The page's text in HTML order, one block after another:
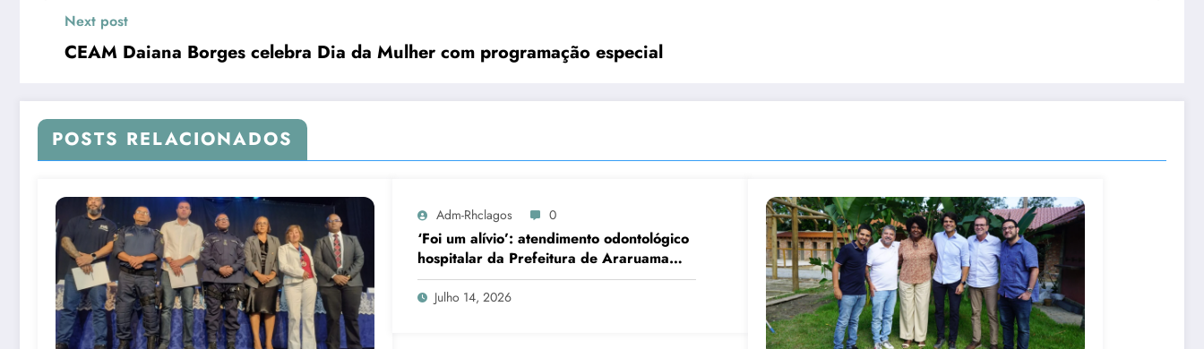
Next post
CEAM Daiana Borges celebra Dia da Mulher com programação especial
POSTS RELACIONADOS
Adm-Rhclagos 0
‘Foi um alívio’: atendimento odontológico
hospitalar da Prefeitura de Araruama
transforma rotina de famílias atípicas
Julho 14, 2026